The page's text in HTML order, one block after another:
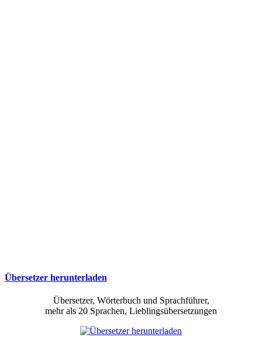
Übersetzer herunterladen
Übersetzer, Wörterbuch und Sprachführer,
mehr als 20 Sprachen, Lieblingsübersetzungen